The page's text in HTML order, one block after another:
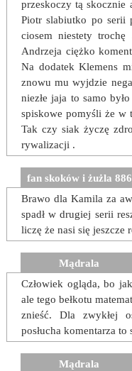
przeskoczy tą skocznie
Piotr slabiutko po serii
ciosem niestety
Andrzeja ciężko
Na dodatek Klemens
znowu mu wyjdzie
niezłe jaja to samo
spiskowe pomyśli że
Tak czy siak życzę
rywalizacji .
fan skoków i żużla 886
Brawo dla Kamila za
spadł w drugiej serii
liczę że nasi się jeszcze
Mądrala
Człowiek ogląda, bo
ale tego bełkotu
znieść. Dla zwykłej
posłucha komentarza
Mądrala